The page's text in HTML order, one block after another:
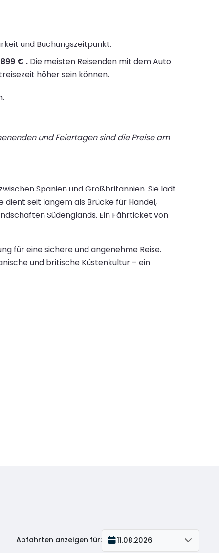
und Buchungszeitpunkt.
€ . Die meisten Reisenden mit dem Auto
höher sein können.
und Feiertagen sind die Preise am
Spanien und Großbritannien. Sie lädt
dient seit langem als Brücke für Handel,
Südenglands. Ein Fährticket von
für eine sichere und angenehme Reise.
und britische Küstenkultur – ein
Abfahrten anzeigen für: 11.08.2026